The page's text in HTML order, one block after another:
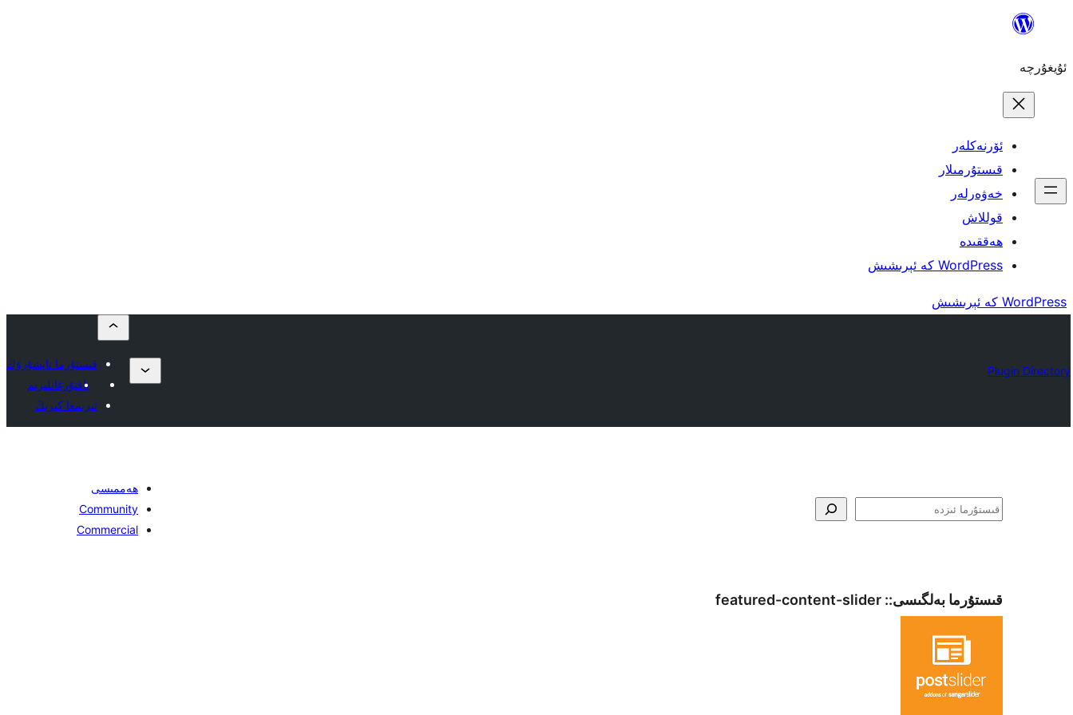
مەزمۇنغا
ئۇيغۇرچە
ئۆرنەكلەر
قىستۇرمىلار
خەۋەرلەر
قوللاش
ھەققىدە
WordPress كە ئېرىشىش
WordPress كە ئېرىشىش
Plugin Directory
قىستۇرما تاپشۇرۇڭ
ياقتۇرغانلىرىم
تىزىمغا كىرىڭ
ئىزدە
ھەممىسى
Community
Commercial
قىستۇرما بەلگىسى:: featured-content-slider